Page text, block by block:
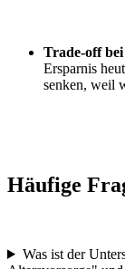
Trade-off
Ersparnis
senken, weil
Häufige
Was ist der